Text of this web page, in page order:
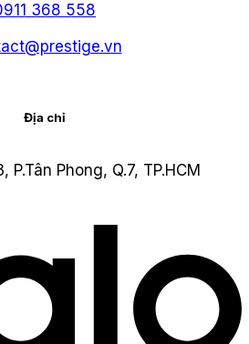
368 558
Địa chỉ
Phong, Q.7, TP.HCM